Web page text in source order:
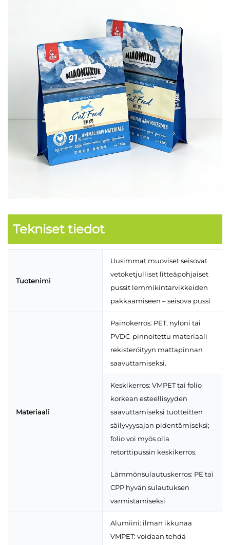
Tekniset tiedot
Tuotenimi
Uusimmat muoviset seisovat
vetoketjulliset litteäpohjaiset
pussit lemmikintarvikkeiden
pakkaamiseen – seisova pussi
Materiaali
Painokerros: PET, nyloni tai
PVDC-pinnoitettu materiaali
rekisteröityyn mattapinnan
saavuttamiseksi.
Keskikerros: VMPET tai folio
korkean esteellisyyden
saavuttamiseksi tuotteitten
säilyvyysajan pidentämiseksi;
folio voi myös olla
retorttipussin keskikerros.
Lämmönsulautuskerros: PE tai
CPP hyvän sulautuksen
varmistamiseksi
Alumiini: ilman ikkunaa
VMPET: voidaan tehdä